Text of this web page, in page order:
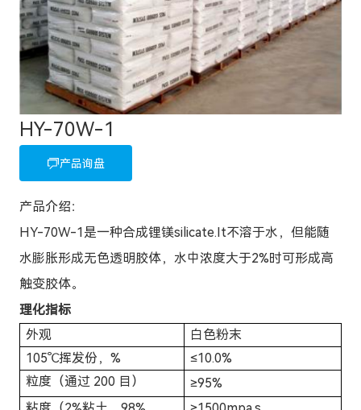
HY-70W-1
产品询盘
产品介绍：
HY-70W-1是一种合成锂镁silicate.It不溶于水，但能随
水膨胀形成无色透明胶体，水中浓度大于2%时可形成高
触变胶体。
理化指标
外观
白色粉末
105℃挥发份，%
≤10.0%
粒度（通过 200 目）
≥95%